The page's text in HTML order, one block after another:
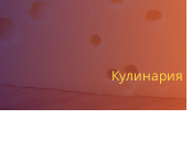
Кулинария